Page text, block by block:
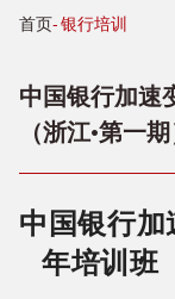
首页 银行培训
中国银行加速
（浙江•第一
中国银行
年培训班